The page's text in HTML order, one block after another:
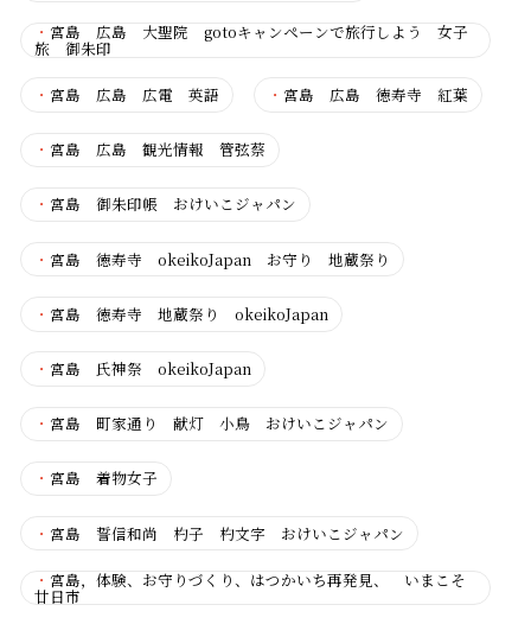
・ 宮島 広島 大聖院 gotoキャンペーンで旅行しよう 女子
旅 御朱印
・ 宮島 広島 広電 英語 ・ 宮島 広島 徳寿寺 紅葉
・ 宮島 広島 観光情報 管弦蔡
・ 宮島 御朱印帳 おけいこジャパン
・ 宮島 徳寿寺 okeikoJapan お守り 地蔵祭り
・ 宮島 徳寿寺 地蔵祭り okeikoJapan
・ 宮島 氏神祭 okeikoJapan
・ 宮島 町家通り 献灯 小鳥 おけいこジャパン
・ 宮島 着物女子
・ 宮島 誓信和尚 杓子 杓文字 おけいこジャパン
・ 宮島，体験、お守りづくり、はつかいち再発見、 いまこそ
廿日市